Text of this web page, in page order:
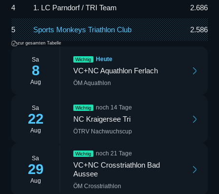
4 1. LC Parndorf / TRI Team 2.686
5 Sports Monkeys Triathlon Club 2.586
zur gesamten Tabelle
Sa
8
Aug
Wichtig Heute
VC+NC Aquathlon Ferlach
ÖM Aquathlon
Sa
22
Aug
Wichtig noch 14 Tage
NC Kraigersee Tri
ÖTRV Nachwuchscup
Sa
29
Aug
Wichtig noch 21 Tage
VC+NC Crosstriathlon Bad
Aussee
ÖM Crosstriathlon